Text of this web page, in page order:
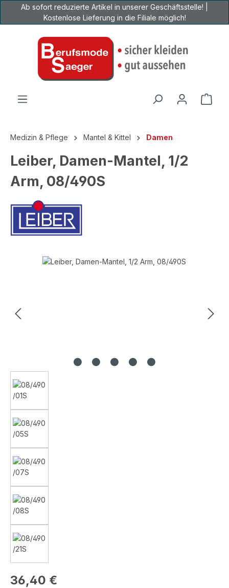
Zum Hauptinhalt springen
Ab sofort reduzierte Artikel in unserer Geschäftsstelle! |
Kostenlose Lieferung in die Filiale möglich!
Medizin & Pflege Mantel & Kittel Damen
Leiber, Damen-Mantel, 1/2
Arm, 08/490S
Bildergalerie überspringen
Regulärer Preis:
36,40 €